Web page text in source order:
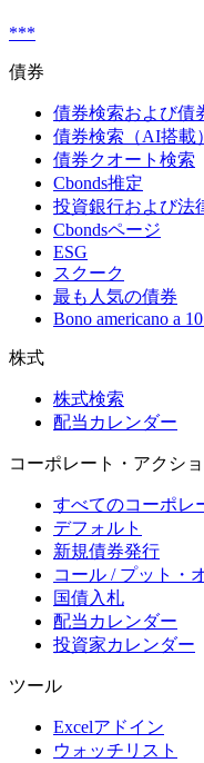
***
債券
債券検索および債
債券検索（AI搭載）
債券クオート検索
Cbonds推定
投資銀行および法
Cbondsページ
ESG
スクーク
最も人気の債券
Bono americano a
株式
株式検索
配当カレンダー
コーポレート・アクシ
すべてのコーポレ
デフォルト
新規債券発行
コール / プット・
国債入札
配当カレンダー
投資家カレンダー
ツール
Excelアドイン
ウォッチリスト